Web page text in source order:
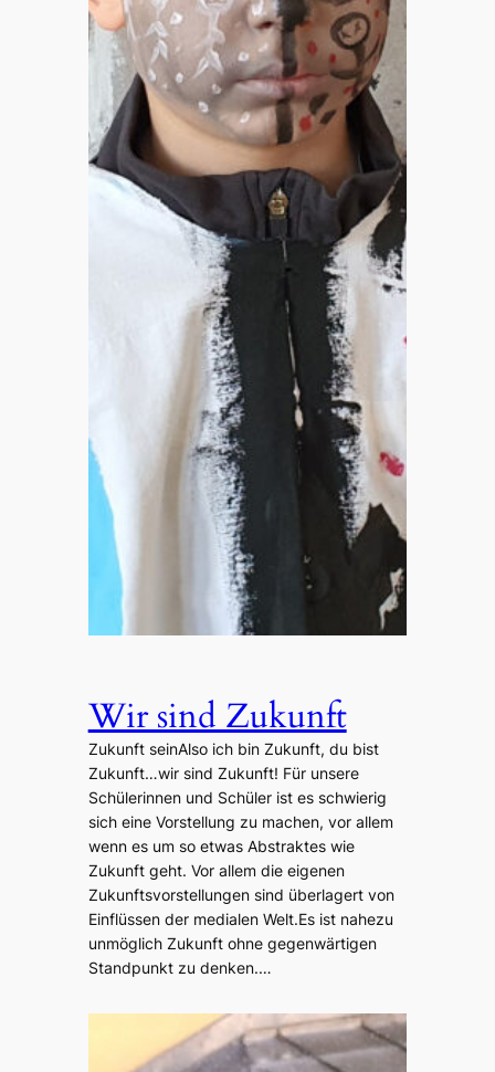
Wir sind Zukunft
Zukunft seinAlso ich bin Zukunft, du bist
Zukunft…wir sind Zukunft! Für unsere
Schülerinnen und Schüler ist es schwierig
sich eine Vorstellung zu machen, vor allem
wenn es um so etwas Abstraktes wie
Zukunft geht. Vor allem die eigenen
Zukunftsvorstellungen sind überlagert von
Einflüssen der medialen Welt.Es ist nahezu
unmöglich Zukunft ohne gegenwärtigen
Standpunkt zu denken.…